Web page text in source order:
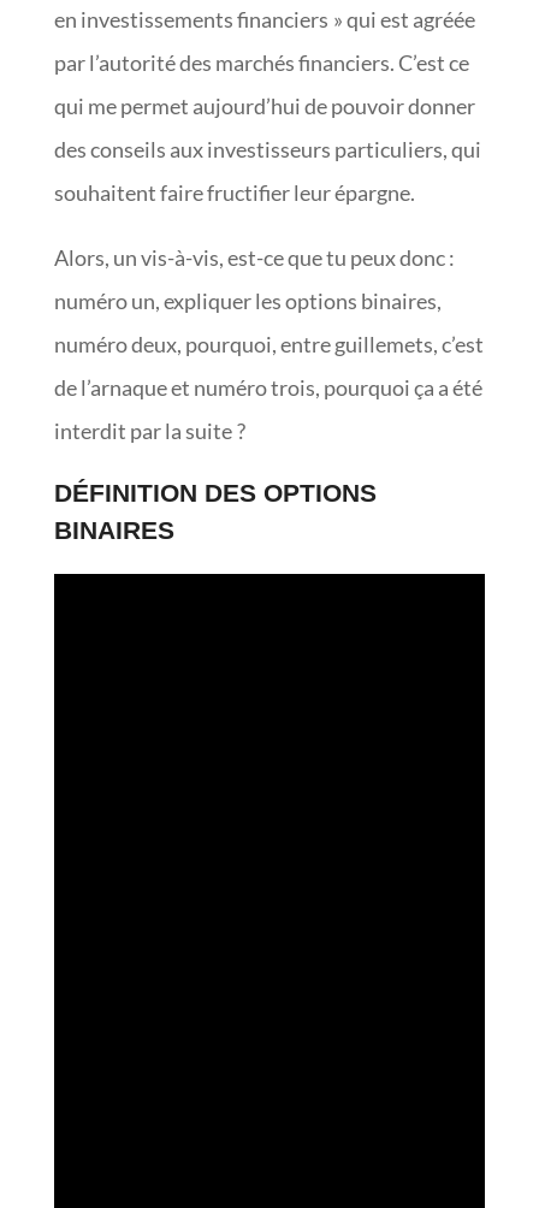
en investissements financiers » qui est agréée
par l’autorité des marchés financiers. C’est ce
qui me permet aujourd’hui de pouvoir donner
des conseils aux investisseurs particuliers, qui
souhaitent faire fructifier leur épargne.
Alors, un vis-à-vis, est-ce que tu peux donc :
numéro un, expliquer les options binaires,
numéro deux, pourquoi, entre guillemets, c’est
de l’arnaque et numéro trois, pourquoi ça a été
interdit par la suite ?
DÉFINITION DES OPTIONS
BINAIRES